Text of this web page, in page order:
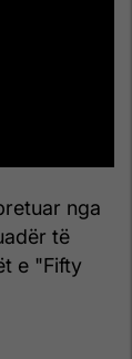
nga
të
e "Fifty